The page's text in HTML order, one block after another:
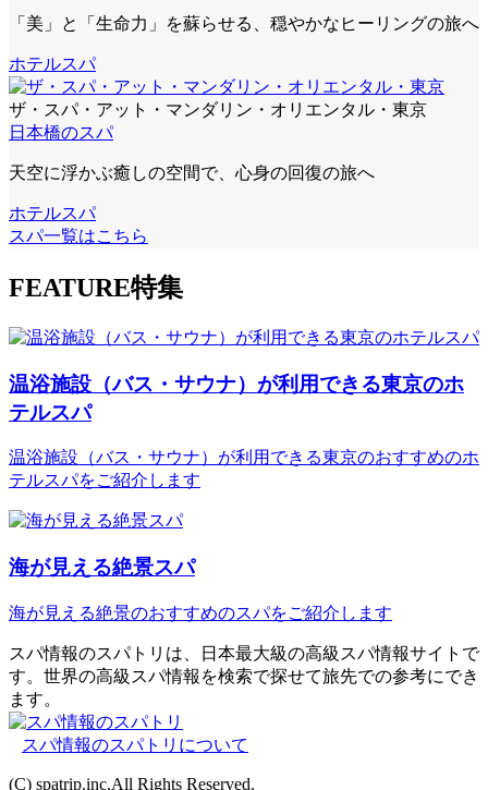
「美」と「生命力」を蘇らせる、穏やかなヒーリングの旅へ
ホテルスパ
ザ・スパ・アット・マンダリン・オリエンタル・東京
日本橋のスパ
天空に浮かぶ癒しの空間で、心身の回復の旅へ
ホテルスパ
スパ一覧はこちら
FEATURE特集
温浴施設（バス・サウナ）が利用できる東京のホ
テルスパ
温浴施設（バス・サウナ）が利用できる東京のおすすめのホ
テルスパをご紹介します
海が見える絶景スパ
海が見える絶景のおすすめのスパをご紹介します
スパ情報のスパトリは、日本最大級の高級スパ情報サイトで
す。世界の高級スパ情報を検索で探せて旅先での参考にでき
ます。
スパ情報のスパトリについて
(C) spatrip.inc.All Rights Reserved.